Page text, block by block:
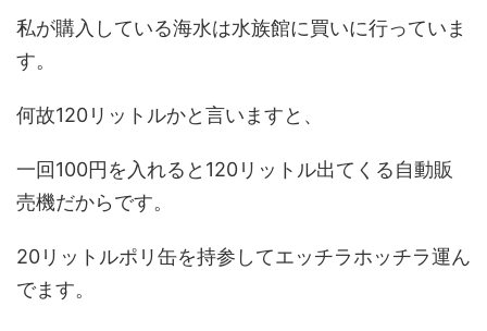
私が購入している海水は水族館に買いに行っていま
す。
何故120リットルかと言いますと、
一回100円を入れると120リットル出てくる自動販
売機だからです。
20リットルポリ缶を持参してエッチラホッチラ運ん
でます。